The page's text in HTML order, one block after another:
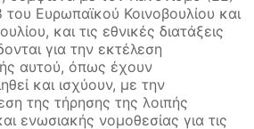
Ευρωπαϊκού Κοινοβουλίου και
και τις εθνικές διατάξεις
για την εκτέλεση
αυτού, όπως έχουν
και ισχύουν, με την
της τήρησης της λοιπής
ενωσιακής νομοθεσίας για τις